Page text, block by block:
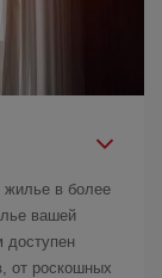
жилье в более
вашей
доступен
от роскошных